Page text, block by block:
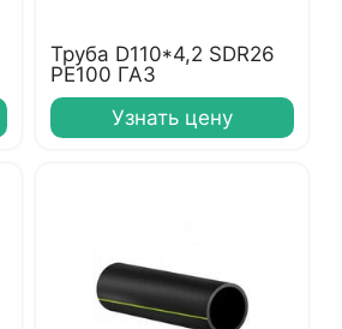
Труба D110*4,2 SDR26
PE100 ГАЗ
Узнать цену